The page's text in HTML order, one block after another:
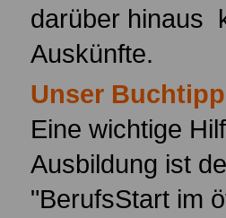
darüber hinaus
Auskünfte.
Unser Buchtipp
Eine wichtige
Ausbildung ist
"BerufsStart im